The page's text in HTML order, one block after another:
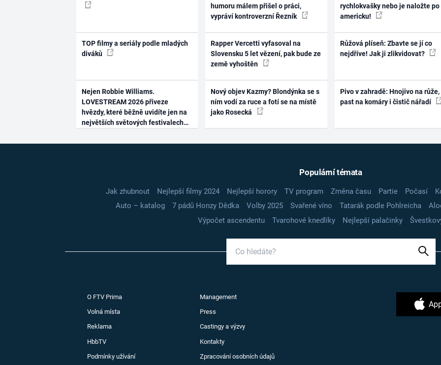
TOP filmy a seriály podle mladých
diváků
Nejen Robbie Williams.
LOVESTREAM 2026 přiveze
hvězdy, které běžně uvidíte jen na
největších světových festivalech
humoru málem přišel o práci,
vypráví kontroverzní Řezník
Rapper Vercetti vyfasoval na
Slovensku 5 let vězení, pak bude ze
země vyhoštěn
Nový objev Kazmy? Blondýnka se s
ním vodí za ruce a fotí se na místě
jako Rosecká
rychlokvašky nebo je naložte po
americku!
Růžová plíseň: Zbavte se jí co
nejdříve! Jak ji zlikvidovat?
Pivo v zahradě: Hnojivo na růže,
past na komáry i čistič nářadí
Populární témata
Jak zhubnout Nejlepší filmy 2024 Nejlepší horory TV program Změna času Partie Počasí
Auto – katalog
7 pádů Honzy Dědka Volby 2025 Svařené víno Tatarák podle Pohlreicha
Výpočet ascendentu
Tvarohové knedlíky Nejlepší palačinky
O FTV Prima Management
Volná místa Press
Reklama Castingy a výzvy
HbbTV Kontakty
Podmínky užívání Zpracování osobních údajů